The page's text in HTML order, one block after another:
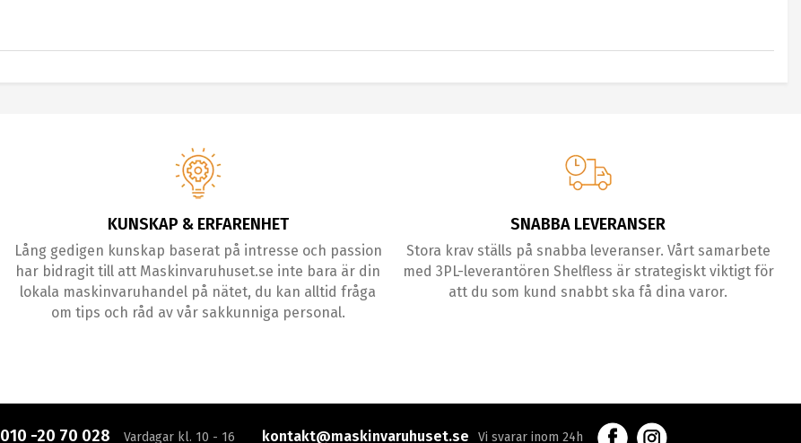
KUNSKAP & ERFARENHET
Lång gedigen kunskap baserat på intresse och passion
har bidragit till att Maskinvaruhuset.se inte bara är din
lokala maskinvaruhandel på nätet, du kan alltid fråga
om tips och råd av vår sakkunniga personal.
SNABBA LEVERANSER
Stora krav ställs på snabba leveranser. Vårt samarbete
med 3PL-leverantören Shelfless är strategiskt viktigt för
att du som kund snabbt ska få dina varor.
010 -20 70 028 Vardagar kl. 10 - 16 kontakt@maskinvaruhuset.se Vi svarar inom 24h